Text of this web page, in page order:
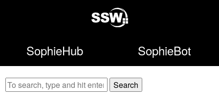
SophieHub SophieBot
Search